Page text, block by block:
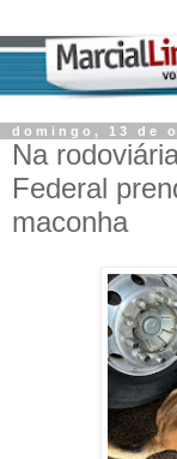
domingo, 13 de
Na
Federal
maconha